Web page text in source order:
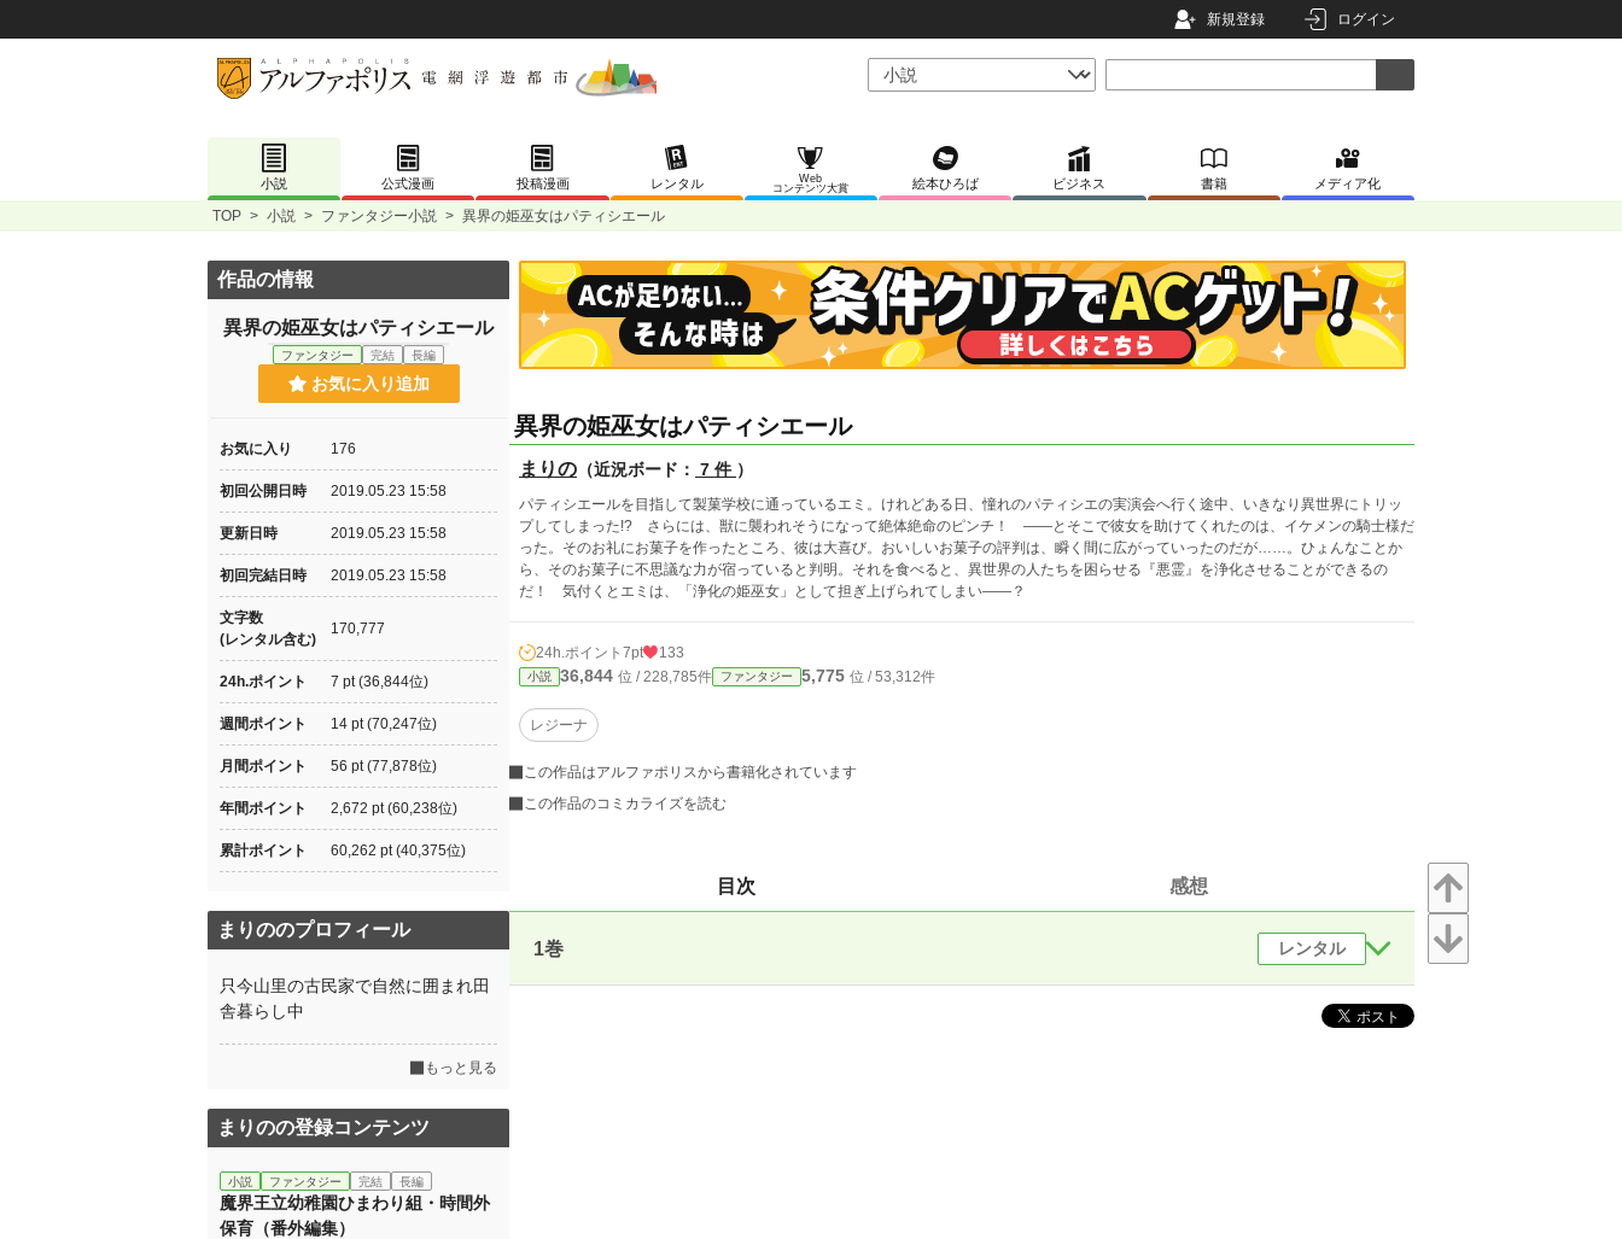
新規登録 ログイン
小説 公式漫画 投稿漫画 レンタル
Web
コンテンツ大賞
絵本ひろば ビジネス 書籍 メディア化
TOP > 小説 > ファンタジー小説 > 異界の姫巫女はパティシエール
異界の姫巫女はパティシエール
まりの （近況ボード： 7 件 ）
パティシエールを目指して製菓学校に通っているエミ。けれどある日、憧れのパティシエの実演会へ行く途中、いきなり異世界にトリッ
プしてしまった!? さらには、獣に襲われそうになって絶体絶命のピンチ！ ――とそこで彼女を助けてくれたのは、イケメンの騎士様だ
った。そのお礼にお菓子を作ったところ、彼は大喜び。おいしいお菓子の評判は、瞬く間に広がっていったのだが……。ひょんなことか
ら、そのお菓子に不思議な力が宿っていると判明。それを食べると、異世界の人たちを困らせる『悪霊』を浄化させることができるの
だ！ 気付くとエミは、「浄化の姫巫女」として担ぎ上げられてしまい――？
24h.ポイント 7pt 133
小説 36,844 位 / 228,785件 ファンタジー 5,775 位 / 53,312件
レジーナ
この作品はアルファポリスから書籍化されています
この作品のコミカライズを読む
目次 感想
1巻 レンタル
作品の情報
異界の姫巫女はパティシエール
ファンタジー 完結 長編
お気に入り追加
お気に入り 176
初回公開日時 2019.05.23 15:58
更新日時 2019.05.23 15:58
初回完結日時 2019.05.23 15:58
文字数
(レンタル含む)
170,777
24h.ポイント 7 pt (36,844位)
週間ポイント 14 pt (70,247位)
月間ポイント 56 pt (77,878位)
年間ポイント 2,672 pt (60,238位)
累計ポイント 60,262 pt (40,375位)
まりののプロフィール
只今山里の古民家で自然に囲まれ田
舎暮らし中
もっと見る
まりのの登録コンテンツ
小説 ファンタジー 完結 長編
魔界王立幼稚園ひまわり組・時間外
保育（番外編集）